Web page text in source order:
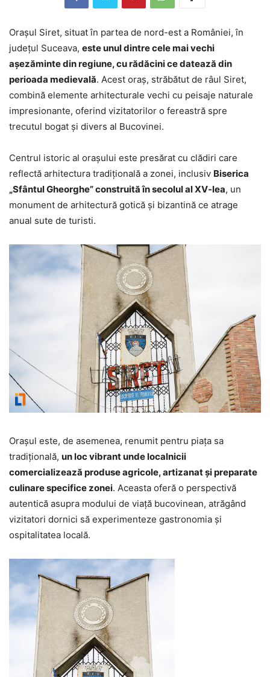
Orașul Siret, situat în partea de nord-est a României, în
județul Suceava, este unul dintre cele mai vechi
așezăminte din regiune, cu rădăcini ce datează din
perioada medievală. Acest oraș, străbătut de râul Siret,
combină elemente arhitecturale vechi cu peisaje naturale
impresionante, oferind vizitatorilor o fereastră spre
trecutul bogat și divers al Bucovinei.
Centrul istoric al orașului este presărat cu clădiri care
reflectă arhitectura tradițională a zonei, inclusiv Biserica
„Sfântul Gheorghe” construită în secolul al XV-lea, un
monument de arhitectură gotică și bizantină ce atrage
anual sute de turisti.
Orașul este, de asemenea, renumit pentru piața sa
tradițională, un loc vibrant unde localnicii
comercializează produse agricole, artizanat și preparate
culinare specifice zonei. Aceasta oferă o perspectivă
autentică asupra modului de viață bucovinean, atrăgând
vizitatori dornici să experimenteze gastronomia și
ospitalitatea locală.